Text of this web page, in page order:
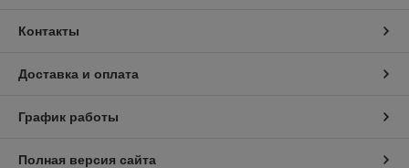
Контакты
Доставка и оплата
График работы
Полная версия сайта